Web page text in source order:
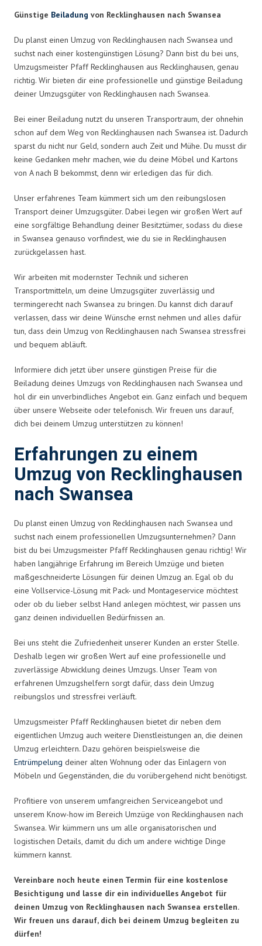
Günstige Beiladung von Recklinghausen nach Swansea
Du planst einen Umzug von Recklinghausen nach Swansea und
suchst nach einer kostengünstigen Lösung? Dann bist du bei uns,
Umzugsmeister Pfaff Recklinghausen aus Recklinghausen, genau
richtig. Wir bieten dir eine professionelle und günstige Beiladung
deiner Umzugsgüter von Recklinghausen nach Swansea.
Bei einer Beiladung nutzt du unseren Transportraum, der ohnehin
schon auf dem Weg von Recklinghausen nach Swansea ist. Dadurch
sparst du nicht nur Geld, sondern auch Zeit und Mühe. Du musst dir
keine Gedanken mehr machen, wie du deine Möbel und Kartons
von A nach B bekommst, denn wir erledigen das für dich.
Unser erfahrenes Team kümmert sich um den reibungslosen
Transport deiner Umzugsgüter. Dabei legen wir großen Wert auf
eine sorgfältige Behandlung deiner Besitztümer, sodass du diese
in Swansea genauso vorfindest, wie du sie in Recklinghausen
zurückgelassen hast.
Wir arbeiten mit modernster Technik und sicheren
Transportmitteln, um deine Umzugsgüter zuverlässig und
termingerecht nach Swansea zu bringen. Du kannst dich darauf
verlassen, dass wir deine Wünsche ernst nehmen und alles dafür
tun, dass dein Umzug von Recklinghausen nach Swansea stressfrei
und bequem abläuft.
Informiere dich jetzt über unsere günstigen Preise für die
Beiladung deines Umzugs von Recklinghausen nach Swansea und
hol dir ein unverbindliches Angebot ein. Ganz einfach und bequem
über unsere Webseite oder telefonisch. Wir freuen uns darauf,
dich bei deinem Umzug unterstützen zu können!
Erfahrungen zu einem
Umzug von Recklinghausen
nach Swansea
Du planst einen Umzug von Recklinghausen nach Swansea und
suchst nach einem professionellen Umzugsunternehmen? Dann
bist du bei Umzugsmeister Pfaff Recklinghausen genau richtig! Wir
haben langjährige Erfahrung im Bereich Umzüge und bieten
maßgeschneiderte Lösungen für deinen Umzug an. Egal ob du
eine Vollservice-Lösung mit Pack- und Montageservice möchtest
oder ob du lieber selbst Hand anlegen möchtest, wir passen uns
ganz deinen individuellen Bedürfnissen an.
Bei uns steht die Zufriedenheit unserer Kunden an erster Stelle.
Deshalb legen wir großen Wert auf eine professionelle und
zuverlässige Abwicklung deines Umzugs. Unser Team von
erfahrenen Umzugshelfern sorgt dafür, dass dein Umzug
reibungslos und stressfrei verläuft.
Umzugsmeister Pfaff Recklinghausen bietet dir neben dem
eigentlichen Umzug auch weitere Dienstleistungen an, die deinen
Umzug erleichtern. Dazu gehören beispielsweise die
Entrümpelung deiner alten Wohnung oder das Einlagern von
Möbeln und Gegenständen, die du vorübergehend nicht benötigst.
Profitiere von unserem umfangreichen Serviceangebot und
unserem Know-how im Bereich Umzüge von Recklinghausen nach
Swansea. Wir kümmern uns um alle organisatorischen und
logistischen Details, damit du dich um andere wichtige Dinge
kümmern kannst.
Vereinbare noch heute einen Termin für eine kostenlose
Besichtigung und lasse dir ein individuelles Angebot für
deinen Umzug von Recklinghausen nach Swansea erstellen.
Wir freuen uns darauf, dich bei deinem Umzug begleiten zu
dürfen!